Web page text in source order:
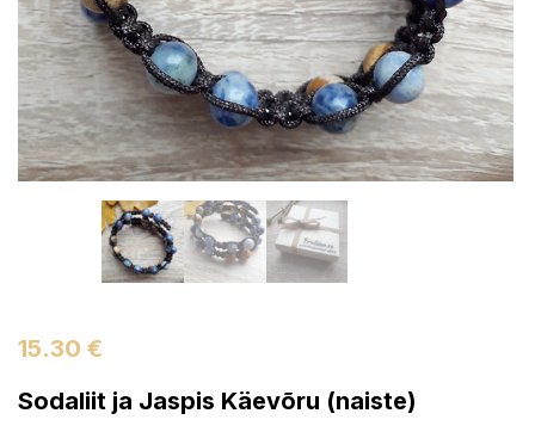
15.30 €
Sodaliit ja Jaspis Käevõru (naiste)